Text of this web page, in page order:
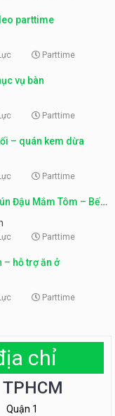
parttime
Parttime
vụ bàn
Parttime
– quán kem dừa
Parttime
Đậu Mắm Tôm – Bếp
Parttime
– hỗ trợ ăn ở
Parttime
chỉ
TPHCM
Quận 1